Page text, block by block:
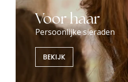
Voor haar
Persoonlijke sieraden
BEKIJK